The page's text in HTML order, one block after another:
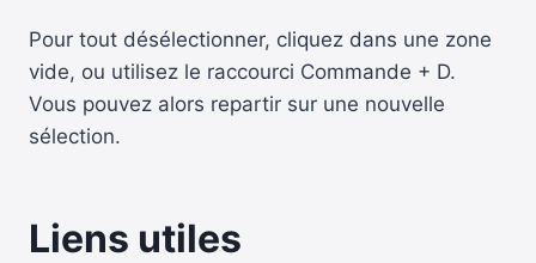
Pour tout désélectionner, cliquez dans une zone
vide, ou utilisez le raccourci Commande + D.
Vous pouvez alors repartir sur une nouvelle
sélection.
Liens utiles